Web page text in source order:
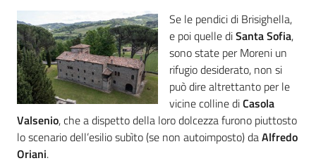
Se le pendici di Brisighella,
e poi quelle diSanta Sofia,
sono state per Moreni un
rifugio desiderato, non si
può dire altrettanto per le
vicine colline diCasola
Valsenio, che a dispetto della loro dolcezza furono piuttosto
lo scenario dell’esilio subìto (se non autoimposto) daAlfredo
Oriani.